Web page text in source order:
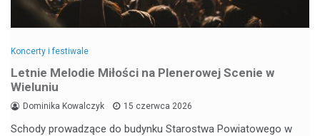
Koncerty i festiwale
Letnie Melodie Miłości na Plenerowej Scenie w
Wieluniu
Dominika Kowalczyk 15 czerwca 2026
Schody prowadzące do budynku Starostwa Powiatowego w